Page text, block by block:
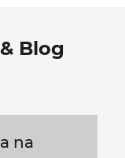
Blog
na